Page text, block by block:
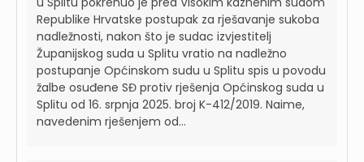
Republike Hrvatske postupak za rješavanje sukoba
nadležnosti, nakon što je sudac izvjestitelj
Županijskog suda u Splitu vratio na nadležno
postupanje Općinskom sudu u Splitu spis u povodu
žalbe osuđene SĐ protiv rješenja Općinskog suda u
Splitu od 16. srpnja 2025. broj K-412/2019. Naime,
navedenim rješenjem od...